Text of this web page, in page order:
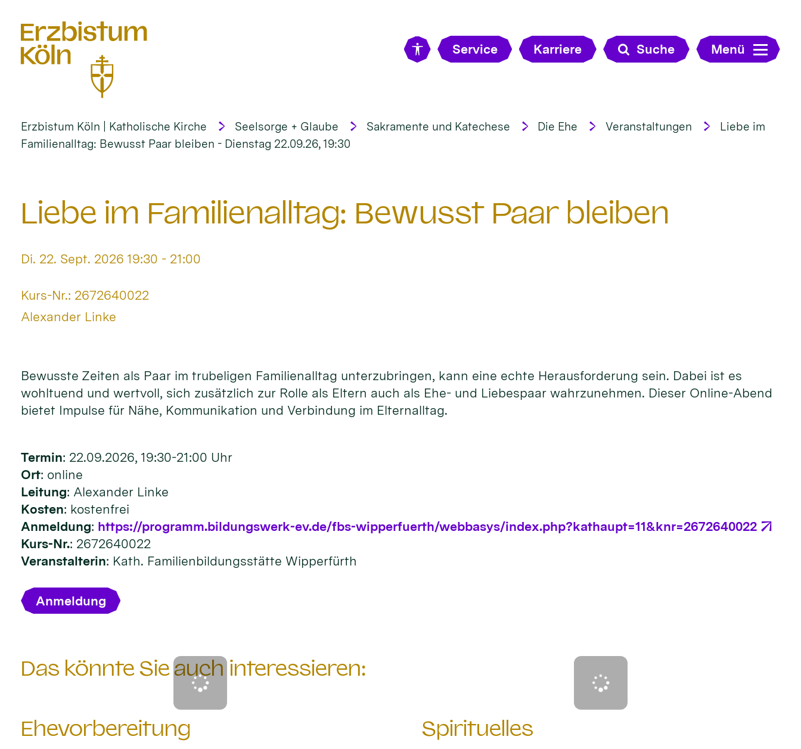
Service Karriere Suche Menü
Erzbistum Köln | Katholische Kirche Seelsorge + Glaube Sakramente und Katechese Die Ehe Veranstaltungen
Liebe im
Familienalltag: Bewusst Paar bleiben - Dienstag 22.09.26, 19:30
Liebe im Familienalltag: Bewusst Paar bleiben
Datum:
Di. 22. Sept. 2026 19:30 - 21:00
Art bzw. Nummer:
Kurs-Nr.: 2672640022
Von:
Alexander Linke
Bewusste Zeiten als Paar im trubeligen Familienalltag unterzubringen, kann eine echte Herausforderung sein. Dabei ist es
wohltuend und wertvoll, sich zusätzlich zur Rolle als Eltern auch als Ehe- und Liebespaar wahrzunehmen. Dieser Online-Abend
bietet Impulse für Nähe, Kommunikation und Verbindung im Elternalltag.
Termin: 22.09.2026, 19:30-21:00 Uhr
Ort: online
Leitung: Alexander Linke
Kosten: kostenfrei
Anmeldung: https://programm.bildungswerk-ev.de/fbs-wipperfuerth/webbasys/index.php?kathaupt=11&knr=2672640022
Kurs-Nr.: 2672640022
Veranstalterin: Kath. Familienbildungsstätte Wipperfürth
Anmeldung
Das könnte Sie auch interessieren:
Ehevorbereitung Spirituelles